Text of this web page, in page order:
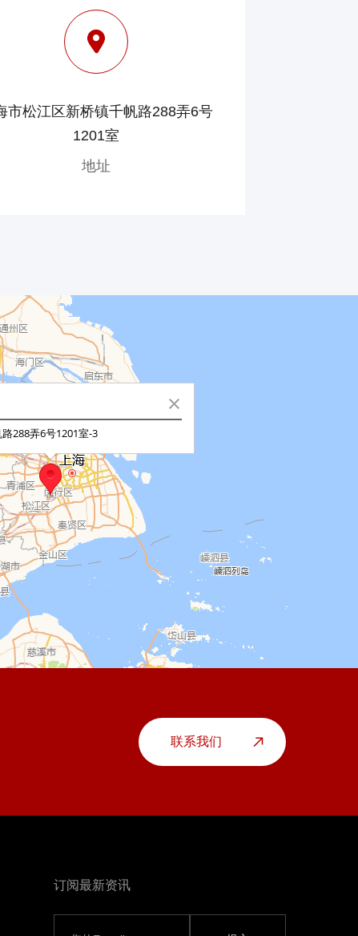
市松江区新桥镇千帆路288弄6号
1201室
地址
联系我们
订阅最新资讯